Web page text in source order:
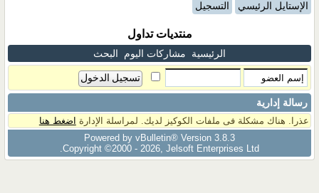
الإستايل الرئيسي التسجيل
منتديات تداول
الرئيسية مشاركات اليوم البحث
رسالة إدارية
عذرا. هناك مشكلة فى ملفات الكوكيز لديك. لمراسلة الإدارة اضغط هنا
Powered by vBulletin® Version 3.8.3
Copyright ©2000 - 2026, Jelsoft Enterprises Ltd.